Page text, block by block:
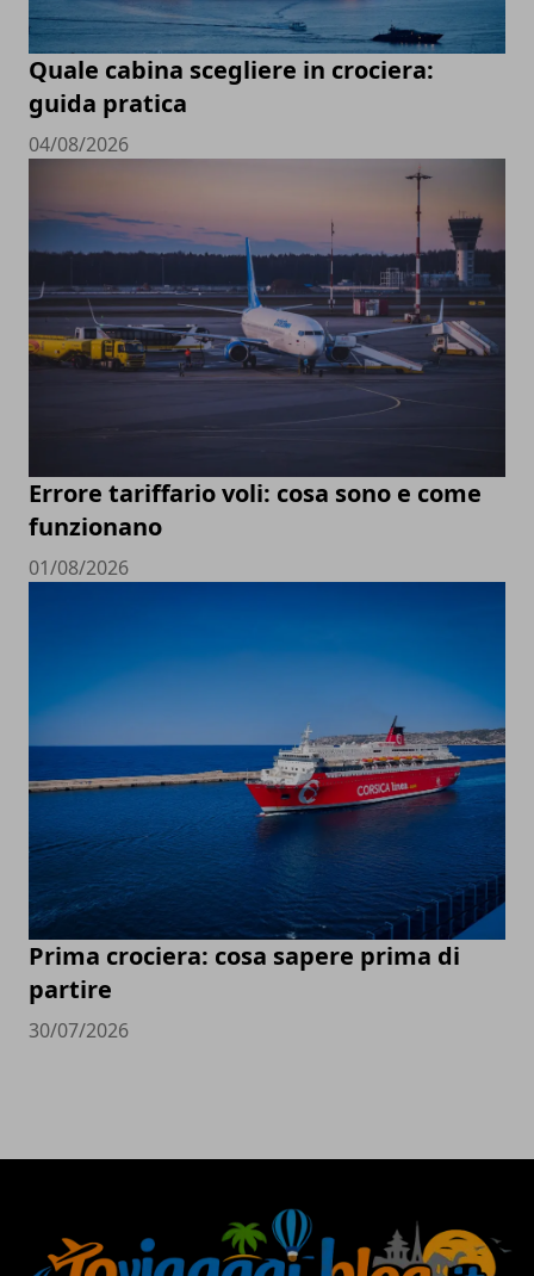
Quale cabina scegliere in crociera:
guida pratica
04/08/2026
Errore tariffario voli: cosa sono e come
funzionano
01/08/2026
Prima crociera: cosa sapere prima di
partire
30/07/2026